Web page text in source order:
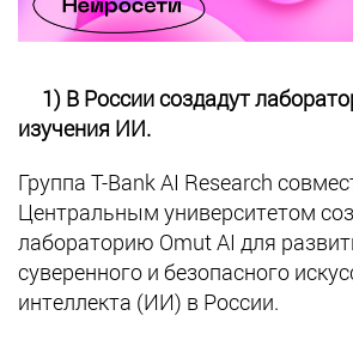
1) В России создадут
изучения ИИ.
Группа T-Bank AI Research
Центральным университетом
лабораторию Omut AI для
суверенного и безопасного
интеллекта (ИИ) в России.